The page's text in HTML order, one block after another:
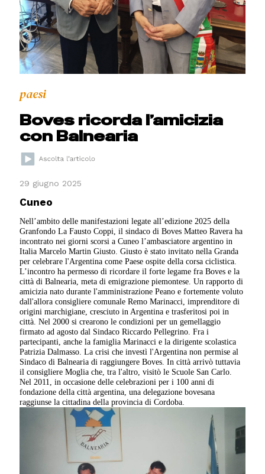
paesi
Boves ricorda l’amicizia
con Balnearia
29 giugno 2025
Cuneo
Nell’ambito delle manifestazioni legate all’edizione 2025 della
Granfondo La Fausto Coppi, il sindaco di Boves Matteo Ravera ha
incontrato nei giorni scorsi a Cuneo l’ambasciatore argentino in
Italia Marcelo Martin Giusto. Giusto è stato invitato nella Granda
per celebrare l'Argentina come Paese ospite della corsa ciclistica.
L’incontro ha permesso di ricordare il forte legame fra Boves e la
città di Balnearia, meta di emigrazione piemontese. Un rapporto di
amicizia nato durante l'amministrazione Peano e fortemente voluto
dall'allora consigliere comunale Remo Marinacci, imprenditore di
origini marchigiane, cresciuto in Argentina e trasferitosi poi in
città. Nel 2000 si crearono le condizioni per un gemellaggio
firmato ad agosto dal Sindaco Riccardo Pellegrino. Fra i
partecipanti, anche la famiglia Marinacci e la dirigente scolastica
Patrizia Dalmasso. La crisi che investì l'Argentina non permise al
Sindaco di Balnearia di raggiungere Boves. In città arrivò tuttavia
il consigliere Moglia che, tra l'altro, visitò le Scuole San Carlo.
Nel 2011, in occasione delle celebrazioni per i 100 anni di
fondazione della città argentina, una delegazione bovesana
raggiunse la cittadina della provincia di Cordoba.